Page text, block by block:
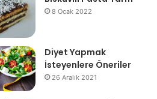
8 Ocak 2022
Diyet Yapmak
İsteyenlere Öneriler
26 Aralık 2021